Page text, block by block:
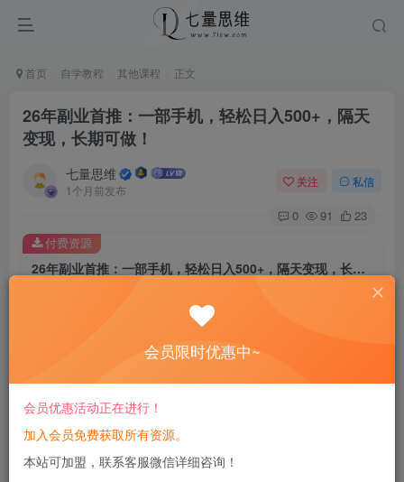
首页 自学教程 其他课程 正文
26年副业首推：一部手机，轻松日入500+，隔天
变现，长期可做！
七量思维
1个月前发布
关注 私信
0 91 23
26年副业首推：一部手机，轻松日入500+，隔天变现，长期可做！
8.8
免费
您当前未登录！建议登陆后购买，可保存购买订单
付费资源
会员限时优惠中~
会员优惠活动正在进行！
加入会员免费获取所有资源。
本站可加盟，联系客服微信详细咨询！